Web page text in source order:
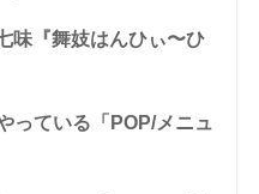
味『舞妓はんひぃ〜ひ
っている「POP/メニュ